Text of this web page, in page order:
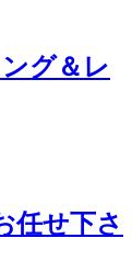
グ＆レ
任せ下さ